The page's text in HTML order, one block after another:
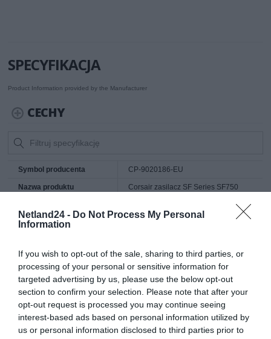
Netland24 - Do Not Process My Personal
Information
If you wish to opt-out of the sale, sharing to third parties, or
processing of your personal or sensitive information for
targeted advertising by us, please use the below opt-out
section to confirm your selection. Please note that after your
opt-out request is processed you may continue seeing
interest-based ads based on personal information utilized by
us or personal information disclosed to third parties prior to
SPECYFIKACJA
Product Information provided by the Manufacturer
CECHY
Symbol producenta CP-9020186-EU
Nazwa produktu
Corsair zasilacz SF Series SF750
Producent
Rodzaj zasilacza Modularny (z odłączanymi kablami)
Moc zasilacza (zasilaczy) 750 Wat
Format SFX
Standard zasilacza (ATX) brak danych
Typ PFC (Power Factor
Correction)
brak danych